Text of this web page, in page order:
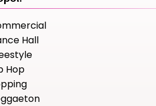
Hall
Hop